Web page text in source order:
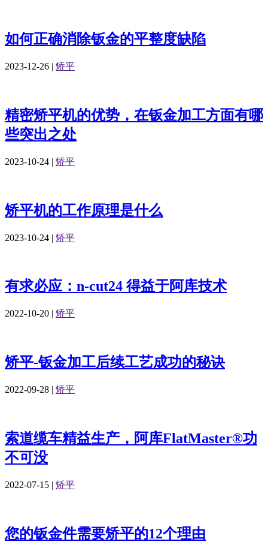
如何正确消除钣金的平整度缺陷
2023-12-26 | 矫平
精密矫平机的优势，在钣金加工方面有哪
些突出之处
2023-10-24 | 矫平
矫平机的工作原理是什么
2023-10-24 | 矫平
有求必应：n-cut24 得益于阿库技术
2022-10-20 | 矫平
矫平-钣金加工后续工艺成功的秘诀
2022-09-28 | 矫平
索道缆车精益生产，阿库FlatMaster®功
不可没
2022-07-15 | 矫平
您的钣金件需要矫平的12个理由